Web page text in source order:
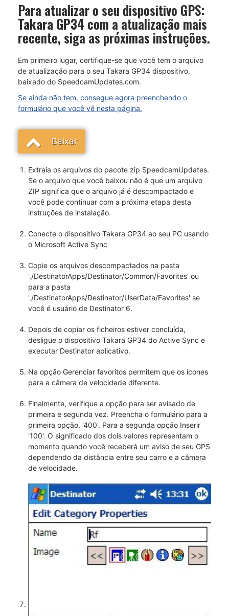
Para atualizar o seu dispositivo GPS:
Takara GP34 com a atualização mais
recente, siga as próximas instruções.
Em primeiro lugar, certifique-se que você tem o arquivo
de atualização para o seu Takara GP34 dispositivo,
baixado do SpeedcamUpdates.com.
Se ainda não tem, consegue agora preenchendo o
formulário que você vê nesta página.
Baixar
Extraia os arquivos do pacote zip SpeedcamUpdates.
Se o arquivo que você baixou não é que um arquivo
ZIP significa que o arquivo já é descompactado e
você pode continuar com a próxima etapa desta
instruções de instalação.
Conecte o dispositivo Takara GP34 ao seu PC usando
o Microsoft Active Sync
Copie os arquivos descompactados na pasta
'./DestinatorApps/Destinator/Common/Favorites' ou
para a pasta
'./DestinatorApps/Destinator/UserData/Favorites' se
você é usuário de Destinator 6.
Depois de copiar os ficheiros estiver concluída,
desligue o dispositivo Takara GP34 do Active Sync e
executar Destinator aplicativo.
Na opção Gerenciar favoritos permitem que os ícones
para a câmera de velocidade diferente.
Finalmente, verifique a opção para ser avisado de
primeira e segunda vez. Preencha o formulário para a
primeira opção, '400'. Para a segunda opção Inserir
'100'. O significado dos dois valores representam o
momento quando você receberá um aviso de seu GPS
dependendo da distância entre seu carro e a câmera
de velocidade.